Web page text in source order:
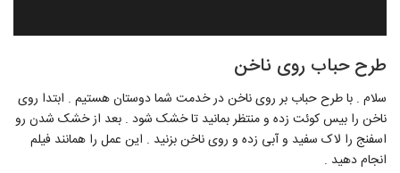
طرح حباب روی ناخن
سلام . با طرح حباب بر روی ناخن در خدمت شما دوستان هستیم . ابتدا روی
ناخن را بیس کوئت زده و منتظر بمانید تا خشک شود . بعد از خشک شدن رو
اسفنج را لاک سفید و آبی زده و روی ناخن بزنید . این عمل را همانند فیلم
انجام دهید .